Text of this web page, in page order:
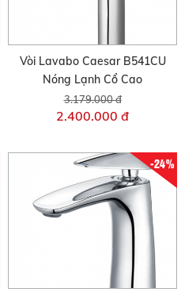
Vòi Lavabo Caesar B541CU
Nóng Lạnh Cổ Cao
3.179.000 đ
2.400.000 đ
-24%